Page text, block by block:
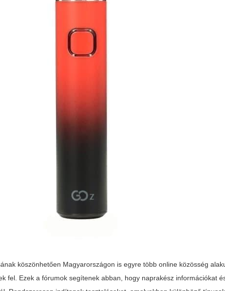
köszönhetően Magyarországon is egyre több online közösség
fel. Ezek a fórumok segítenek abban, hogy naprakész információkat